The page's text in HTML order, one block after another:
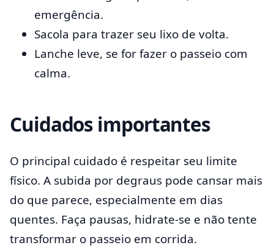
emergência.
Sacola para trazer seu lixo de volta.
Lanche leve, se for fazer o passeio com
calma.
Cuidados importantes
O principal cuidado é respeitar seu limite
físico. A subida por degraus pode cansar mais
do que parece, especialmente em dias
quentes. Faça pausas, hidrate-se e não tente
transformar o passeio em corrida.